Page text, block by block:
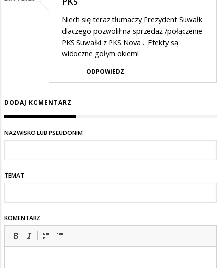
Niech się teraz tłumaczy Prezydent Suwałk
dlaczego pozwolił na sprzedaż /połączenie
PKS Suwałki z PKS Nova . Efekty są
widoczne gołym okiem!
ODPOWIEDZ
DODAJ KOMENTARZ
NAZWISKO LUB PSEUDONIM
TEMAT
KOMENTARZ